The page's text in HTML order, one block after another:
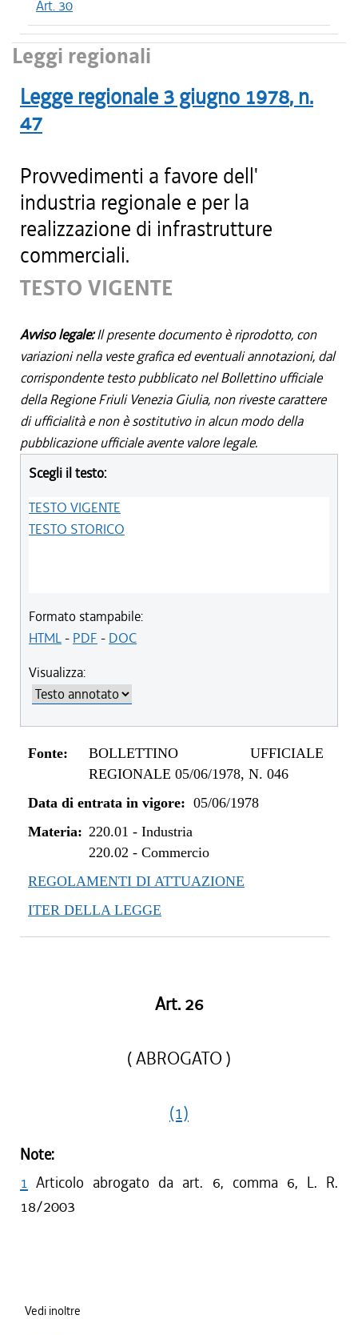
Art. 30
Leggi regionali
Legge regionale 3 giugno 1978, n.
47
Provvedimenti a favore dell'
industria regionale e per la
realizzazione di infrastrutture
commerciali.
TESTO VIGENTE
Avviso legale:Il presente documento è riprodotto, con
variazioni nella veste grafica ed eventuali annotazioni, dal
corrispondente testo pubblicato nel Bollettino ufficiale
della Regione Friuli Venezia Giulia, non riveste carattere
di ufficialità e non è sostitutivo in alcun modo della
pubblicazione ufficiale avente valore legale.
Scegli il testo:
TESTO VIGENTE
TESTO STORICO
Formato stampabile:
HTML- PDF - DOC
Visualizza:
Fonte:
BOLLETTINO UFFICIALE
REGIONALE 05/06/1978, N. 046
Data di entrata in vigore: 05/06/1978
Materia: 220.01 - Industria
220.02 - Commercio
REGOLAMENTI DI ATTUAZIONE
ITER DELLA LEGGE
Art. 26
( ABROGATO )
(1)
Note:
1 Articolo abrogato da art. 6, comma 6, L. R.
18/2003
Vedi inoltre